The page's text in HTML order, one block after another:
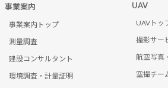
事業案内
事業案内トップ
測量調査
建設コンサルタント
環境調査・計量証明
UAV
UAVトッ
撮影サー
航空写真
空撮チー